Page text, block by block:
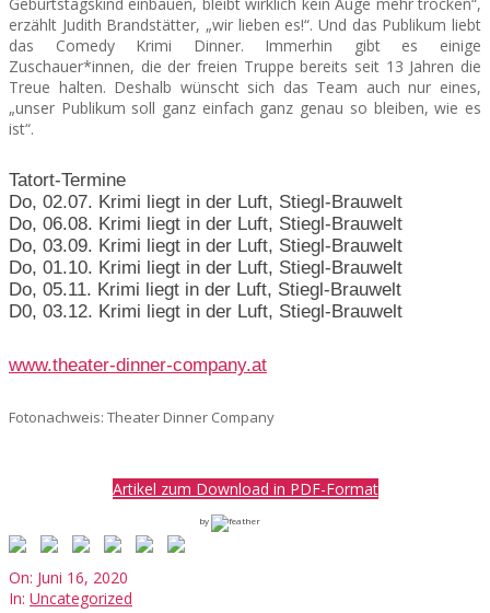
erzählt Judith Brandstätter, „wir lieben es!“. Und das Publikum liebt
das Comedy Krimi Dinner. Immerhin gibt es einige
Zuschauer*innen, die der freien Truppe bereits seit 13 Jahren die
Treue halten. Deshalb wünscht sich das Team auch nur eines,
„unser Publikum soll ganz einfach ganz genau so bleiben, wie es
ist“.
Tatort-Termine
Do, 02.07. Krimi liegt in der Luft, Stiegl-Brauwelt
Do, 06.08. Krimi liegt in der Luft, Stiegl-Brauwelt
Do, 03.09. Krimi liegt in der Luft, Stiegl-Brauwelt
Do, 01.10. Krimi liegt in der Luft, Stiegl-Brauwelt
Do, 05.11. Krimi liegt in der Luft, Stiegl-Brauwelt
D0, 03.12. Krimi liegt in der Luft, Stiegl-Brauwelt
www.theater-dinner-company.at
Fotonachweis: Theater Dinner Company
Artikel zum Download in PDF-Format
by
2020-
06-
On: Juni 16, 2020
In: Uncategorized